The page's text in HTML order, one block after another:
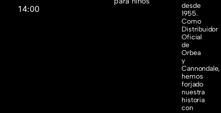
14:00
desde
1955.
Como
Distribuidor
Oficial
de
Orbea
y
Cannondale,
hemos
forjado
nuestra
historia
con